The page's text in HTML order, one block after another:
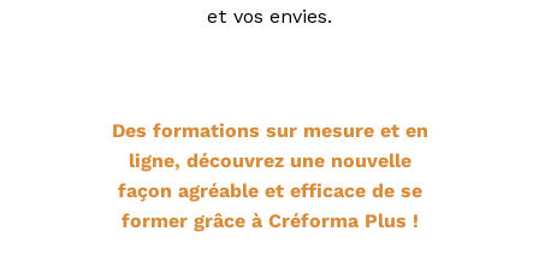
et vos envies.
Des formations sur mesure et en
ligne, découvrez une nouvelle
façon agréable et efficace de se
former grâce à Créforma Plus !